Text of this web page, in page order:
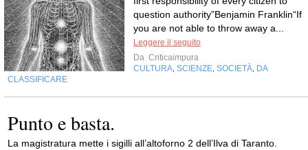
question authority”Benjamin Franklin“If
you are not able to throw away a...
Leggere il seguito
Da Criticaimpura
CULTURA, SCIENZE, SOCIETÀ, DA
CLASSIFICARE
Punto e basta.
La magistratura mette i sigilli all’altoforno 2 dell’Ilva di Taranto.